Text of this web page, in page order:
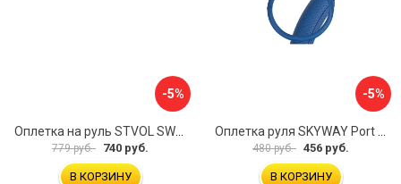
-5%
779 руб. 740 руб.
В КОРЗИНУ
-5%
480 руб. 456 руб.
В КОРЗИНУ